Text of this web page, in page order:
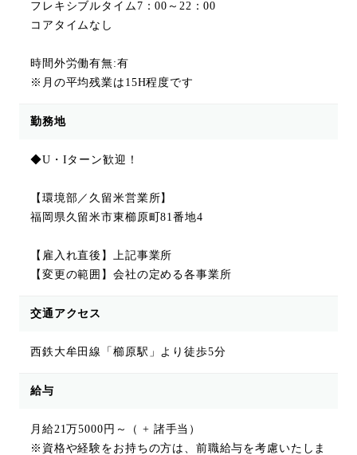
フレキシブルタイム7：00～22：00
コアタイムなし
時間外労働有無:有
※月の平均残業は15H程度です
勤務地
◆U・Iターン歓迎！
【環境部／久留米営業所】
福岡県久留米市東櫛原町81番地4
【雇入れ直後】上記事業所
【変更の範囲】会社の定める各事業所
交通アクセス
西鉄大牟田線「櫛原駅」より徒歩5分
給与
月給21万5000円～（ + 諸手当）
※資格や経験をお持ちの方は、前職給与を考慮いたしま